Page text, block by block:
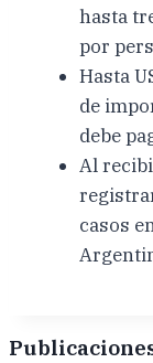
hasta
por
Hasta
de
debe
Al
casos